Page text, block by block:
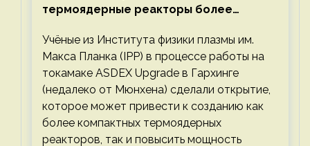
термоядерные реакторы более
Учёные из Института физики плазмы им.
Макса Планка (IPP) в процессе работы на
токамаке ASDEX Upgrade в Гархинге
(недалеко от Мюнхена) сделали открытие,
которое может привести к созданию как
более компактных термоядерных
реакторов, так и повысить мощность